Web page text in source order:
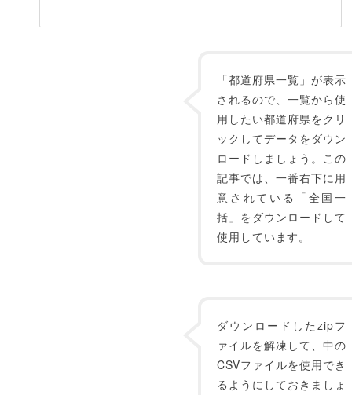
「都道府県一覧」が表示
されるので、一覧から使
用したい都道府県をクリ
ックしてデータをダウン
ロードしましょう。この
記事では、一番右下に用
意されている「全国一
括」をダウンロードして
使用しています。
ダウンロードしたzipフ
ァイルを解凍して、中の
CSVファイルを使用でき
るようにしておきましょ